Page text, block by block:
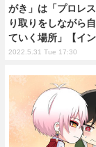
がき」は「プロレ
り取りをしながら
ていく場所」【イン
2022.5.31 Tue 17:30